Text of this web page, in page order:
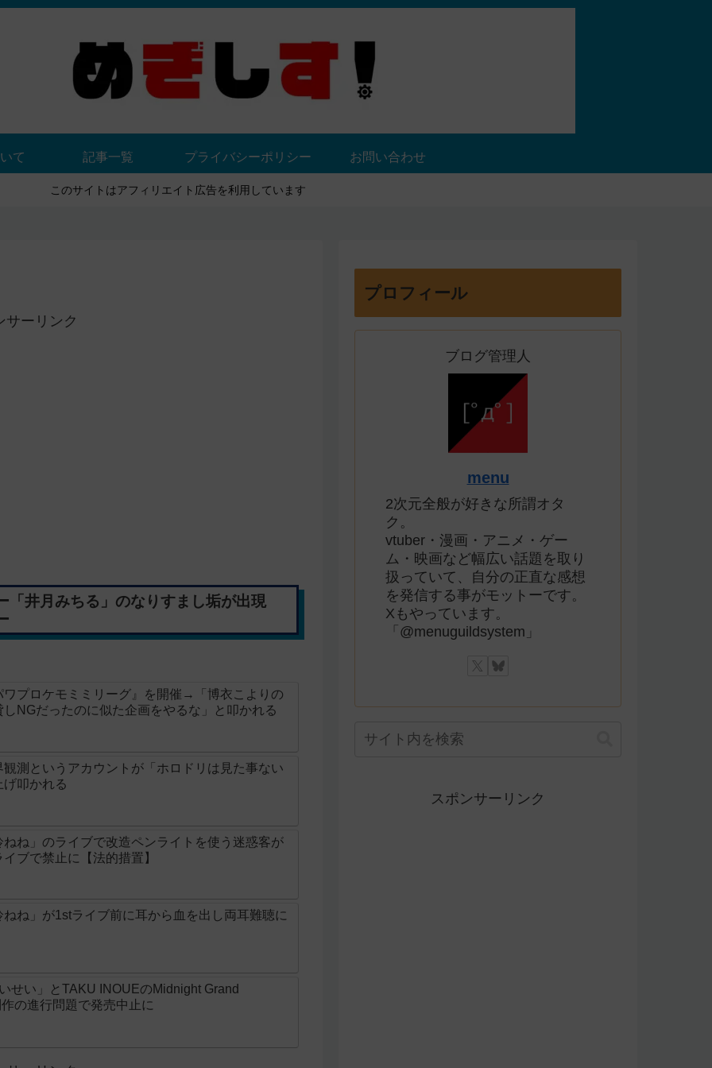
て 記事一覧 プライバシーポリシー お問い合わせ
このサイトはアフィリエイト広告を利用しています
サーリンク
「井月みちる」のなりすまし垢が出現
プロケモミミリーグ』を開催→「博衣こよりの
NGだったのに似た企画をやるな」と叩かれる
測というアカウントが「ホロドリは見た事ない
叩かれる
ね」のライブで改造ペンライトを使う迷惑客が
ブで禁止に【法的措置】
ね」が1stライブ前に耳から血を出し両耳難聴に
せい」とTAKU INOUEのMidnight Grand
の進行問題で発売中止に
プロフィール
ブログ管理人
menu
2次元全般が好きな所謂オタ
ク。
vtuber・漫画・アニメ・ゲー
ム・映画など幅広い話題を取り
扱っていて、自分の正直な感想
を発信する事がモットーです。
Xもやっています。
「@menuguildsystem」
スポンサーリンク